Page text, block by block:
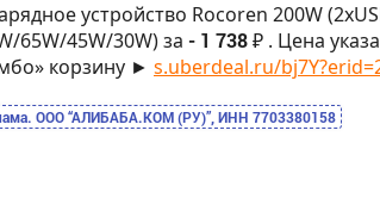
устройство Rocoren 200W
65W/45W/30W) за - 1 738 ₽ . Цена
корзину ► s.uberdeal.ru/
ООО “АЛИБАБА.КОМ (РУ)”, ИНН 7703380158